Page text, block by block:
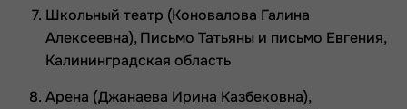
Школьный театр (Коновалова Галина
Алексеевна), Письмо Татьяны и письмо Евгения,
Калининградская область
Арена (Джанаева Ирина Казбековна),